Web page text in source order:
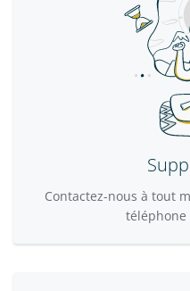
Contactez-nous à tout
téléphone